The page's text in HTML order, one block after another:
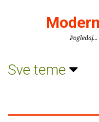
Sve teme